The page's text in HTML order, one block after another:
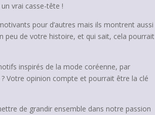
vrai casse-tête !
pour d’autres mais ils montrent aussi
peu de votre histoire, et qui sait, cela pourrait
inspirés de la mode coréenne, par
Votre opinion compte et pourrait être la clé
de grandir ensemble dans notre passion